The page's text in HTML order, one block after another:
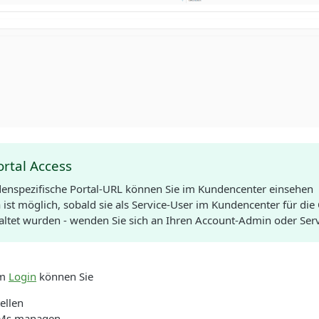
Access
Portal-URL können Sie im Kundencenter einsehen
möglich, sobald sie als Service-User im Kundencenter für die
wurden - wenden Sie sich an Ihren Account-Admin oder
Login können Sie